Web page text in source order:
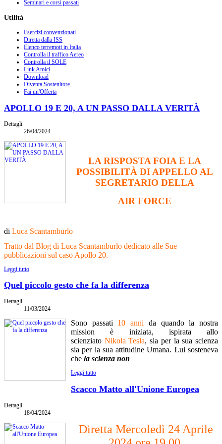
Seminari e corsi passati
Utilità
Esercizi convenzionati
Diretta dalla ISS
Elenco terremoti in Italia
Controlla il traffico Aereo
Controlla il SOLE
Link Amici
Download
Diventa Sostenitore
Fai un'Offerta
APOLLO 19 E 20, A UN PASSO DALLA VERITÀ
Dettagli
26/04/2024
LA RISPOSTA FOIA E LA
POSSIBILITÀ DI APPELLO AL
SEGRETARIO DELLA
AIR FORCE
di Luca Scantamburlo
Tratto dal Blog di Luca Scantamburlo dedicato alle Sue
pubblicazioni sul caso Apollo 20.
Leggi tutto
Quel piccolo gesto che fa la differenza
Dettagli
11/03/2024
Sono passati 10 anni da quando la nostra
mission è iniziata, ispirata allo
scienziato Nikola Tesla, sia per la sua scienza
sia per la sua attitudine Umana. Lui sosteneva
che la scienza non
Leggi tutto
Scacco Matto all'Unione Europea
Dettagli
18/04/2024
Diretta Mercoledì 24 Aprile